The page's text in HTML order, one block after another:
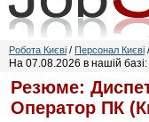
Робота Києві / Персонал Києві /
На 07.08.2026 в нашій базі:
Резюме:
Оператор ПК